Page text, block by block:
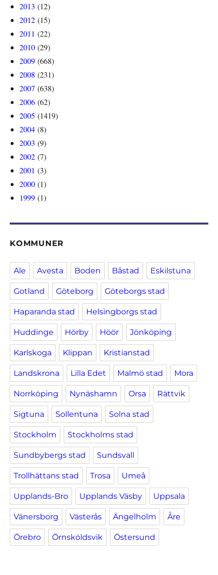
2013 (12)
2012 (15)
2011 (22)
2010 (29)
2009 (668)
2008 (231)
2007 (638)
2006 (62)
2005 (1419)
2004 (8)
2003 (9)
2002 (7)
2001 (3)
2000 (1)
1999 (1)
KOMMUNER
Ale Avesta Boden Båstad Eskilstuna
Gotland Göteborg Göteborgs stad
Haparanda stad Helsingborgs stad
Huddinge Hörby Höör Jönköping
Karlskoga Klippan Kristianstad
Landskrona Lilla Edet Malmö stad Mora
Norrköping Nynäshamn Orsa Rättvik
Sigtuna Sollentuna Solna stad
Stockholm Stockholms stad
Sundbybergs stad Sundsvall
Trollhättans stad Trosa Umeå
Upplands-Bro Upplands Väsby Uppsala
Vänersborg Västerås Ängelholm Åre
Örebro Örnsköldsvik Östersund